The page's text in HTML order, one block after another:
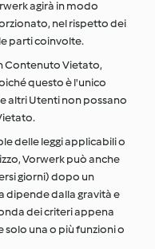
agirà in modo
nel rispetto dei
parti coinvolte.
Contenuto Vietato,
questo è l'unico
altri Utenti non possano
delle leggi applicabili o
Vorwerk può anche
giorni) dopo un
dipende dalla gravità e
dei criteri appena
una o più funzioni o